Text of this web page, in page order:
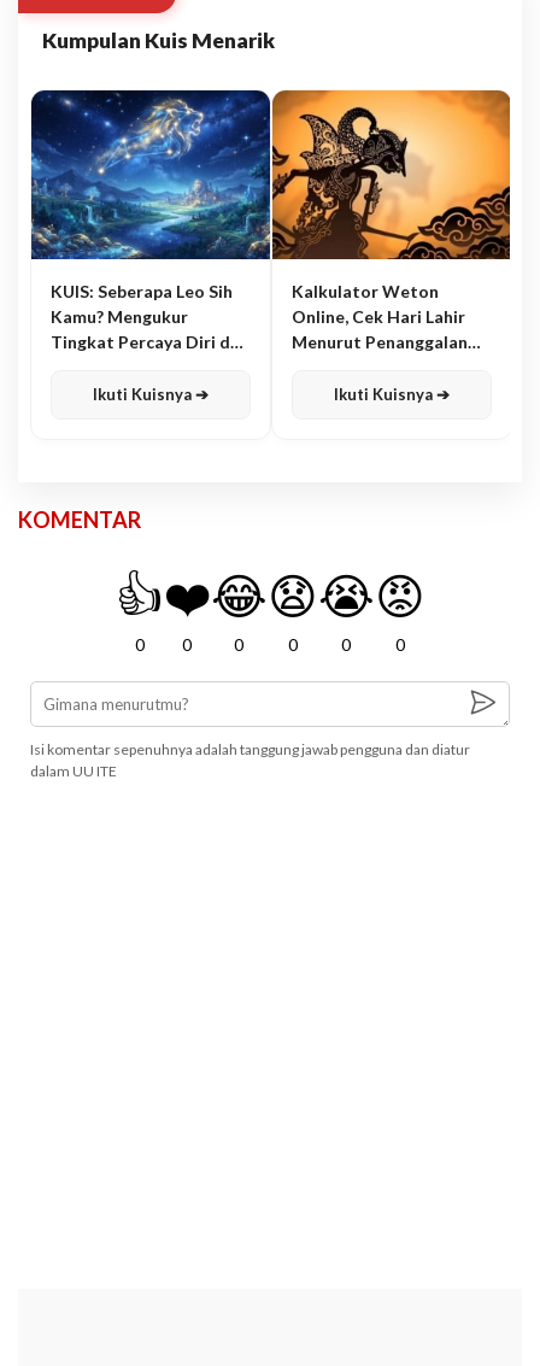
Kumpulan Kuis Menarik
KUIS: Seberapa Leo Sih
Kamu? Mengukur
Tingkat Percaya Diri dan
Ikuti Kuisnya ➔
Kalkulator Weton
Online, Cek Hari Lahir
Menurut Penanggalan
Ikuti Kuisnya ➔
KOMENTAR
👍
0
❤️
0
😂
0
😧
0
😭
0
😡
0
Isi komentar sepenuhnya adalah tanggung jawab pengguna dan diatur
dalam UU ITE